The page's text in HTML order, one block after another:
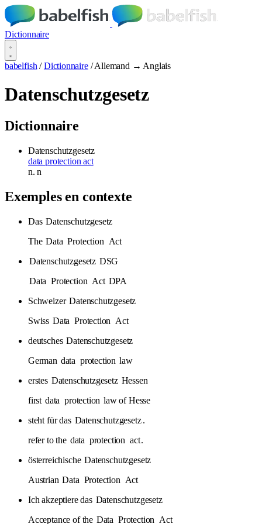
Dictionnaire
babelfish / Dictionnaire / Allemand → Anglais
Datenschutzgesetz
Dictionnaire
Datenschutzgesetz
data protection act
n.n
Exemples en contexte
Das Datenschutzgesetz
The Data Protection Act
Datenschutzgesetz DSG
Data Protection Act DPA
Schweizer Datenschutzgesetz
Swiss Data Protection Act
deutsches Datenschutzgesetz
German data protection law
erstes Datenschutzgesetz Hessen
first data protection law of Hesse
steht für das Datenschutzgesetz .
refer to the data protection act.
österreichische Datenschutzgesetz
Austrian Data Protection Act
Ich akzeptiere das Datenschutzgesetz
Acceptance of the Data Protection Act